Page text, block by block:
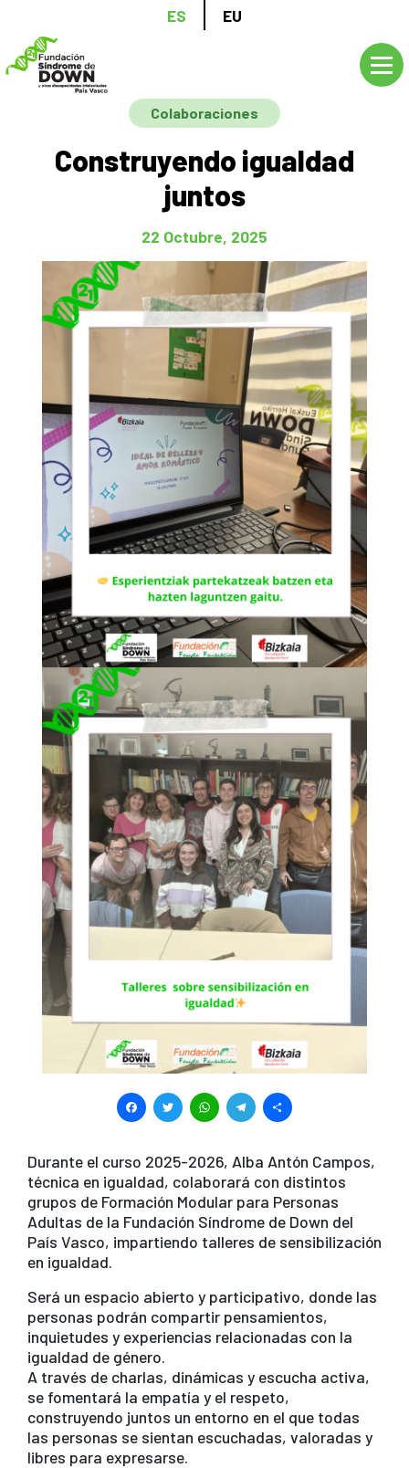
contenido
principal
ES EU
Colaboraciones
Construyendo igualdad
juntos
22 Octubre, 2025
F
a
c
e
b
o
k
T
wi
tt
er
W
h
at
s
A
p
T
el
e
gr
a
m
ar
e
Durante el curso 2025-2026, Alba Antón Campos,
técnica en igualdad, colaborará con distintos
grupos de Formación Modular para Personas
Adultas de la Fundación Síndrome de Down del
País Vasco, impartiendo talleres de sensibilización
en igualdad.
Será un espacio abierto y participativo, donde las
personas podrán compartir pensamientos,
inquietudes y experiencias relacionadas con la
igualdad de género.
A través de charlas, dinámicas y escucha activa,
se fomentará la empatía y el respeto,
construyendo juntos un entorno en el que todas
las personas se sientan escuchadas, valoradas y
libres para expresarse.